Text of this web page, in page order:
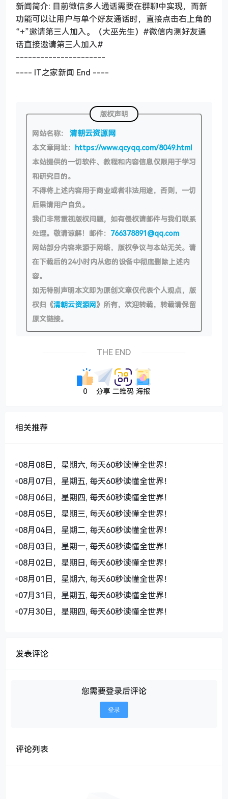
新闻简介: 目前微信多人通话需要在群聊中实现，而新
功能可以让用户与单个好友通话时，直接点击右上角的
“+”邀请第三人加入。（大巫先生）#微信内测好友通
话直接邀请第三人加入#
----------------------
---- IT之家新闻 End ----
版权声明
网站名称： 清朝云资源网
本文章网址： https://www.qcyqq.com/8049.html
本站提供的一切软件、教程和内容信息仅限用于学习
和研究目的。
不得将上述内容用于商业或者非法用途，否则，一切
后果请用户自负。
我们非常重视版权问题，如有侵权请邮件与我们联系
处理。敬请谅解！邮件： 766378891@qq.com
网站部分内容来源于网络，版权争议与本站无关。请
在下载后的24小时内从您的设备中彻底删除上述内
容。
如无特别声明本文即为原创文章仅代表个人观点，版
权归《清朝云资源网》所有，欢迎转载，转载请保留
原文链接。
THE END
0 分享 二维码 海报
相关推荐
08月08日，星期六, 每天60秒读懂全世界！
08月07日，星期五, 每天60秒读懂全世界！
08月06日，星期四, 每天60秒读懂全世界！
08月05日，星期三, 每天60秒读懂全世界！
08月04日，星期二, 每天60秒读懂全世界！
08月03日，星期一, 每天60秒读懂全世界！
08月02日，星期日, 每天60秒读懂全世界！
08月01日，星期六, 每天60秒读懂全世界！
07月31日，星期五, 每天60秒读懂全世界！
07月30日，星期四, 每天60秒读懂全世界！
发表评论
您需要登录后评论
登录
评论列表